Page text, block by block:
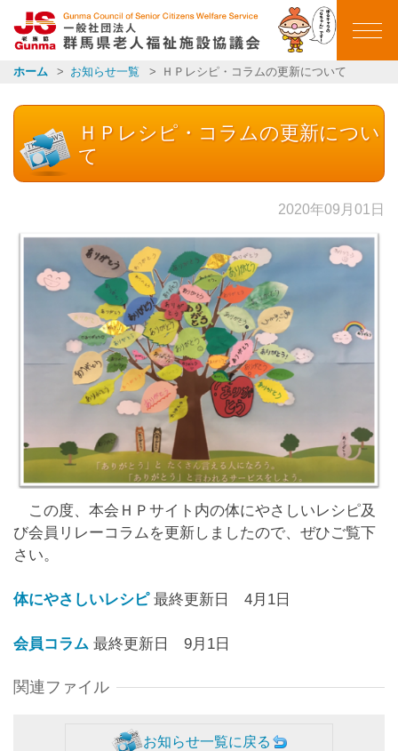
群馬県老人福祉施設
ホーム お知らせ一覧 ＨＰレシピ・コラムの更新について
ＨＰレシピ・コラムの更新につい
て
2020年09月01日
この度、本会ＨＰサイト内の体にやさしいレシピ及
び会員リレーコラムを更新しましたので、ぜひご覧下
さい。
体にやさしいレシピ最終更新日 4月1日
会員コラム最終更新日 9月1日
関連ファイル
お知らせ一覧に戻る
ごあいさつ
イベントカレンダー
イベント報告
お知らせ一覧
リンク集
群馬県老施協について
施設のご利用案内
事務局連絡先・所在地